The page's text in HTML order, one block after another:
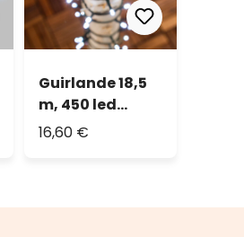
Guirlande 18,5
m, 450 led
blanc froid
16,60 €